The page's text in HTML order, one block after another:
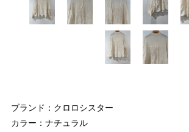
ブランド：クロロシスター
カラー：ナチュラル